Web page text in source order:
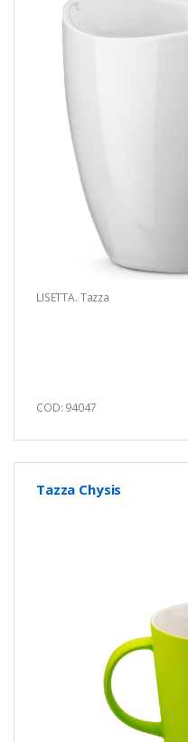
LISETTA. Tazza
COD: 94047
Tazza Chysis